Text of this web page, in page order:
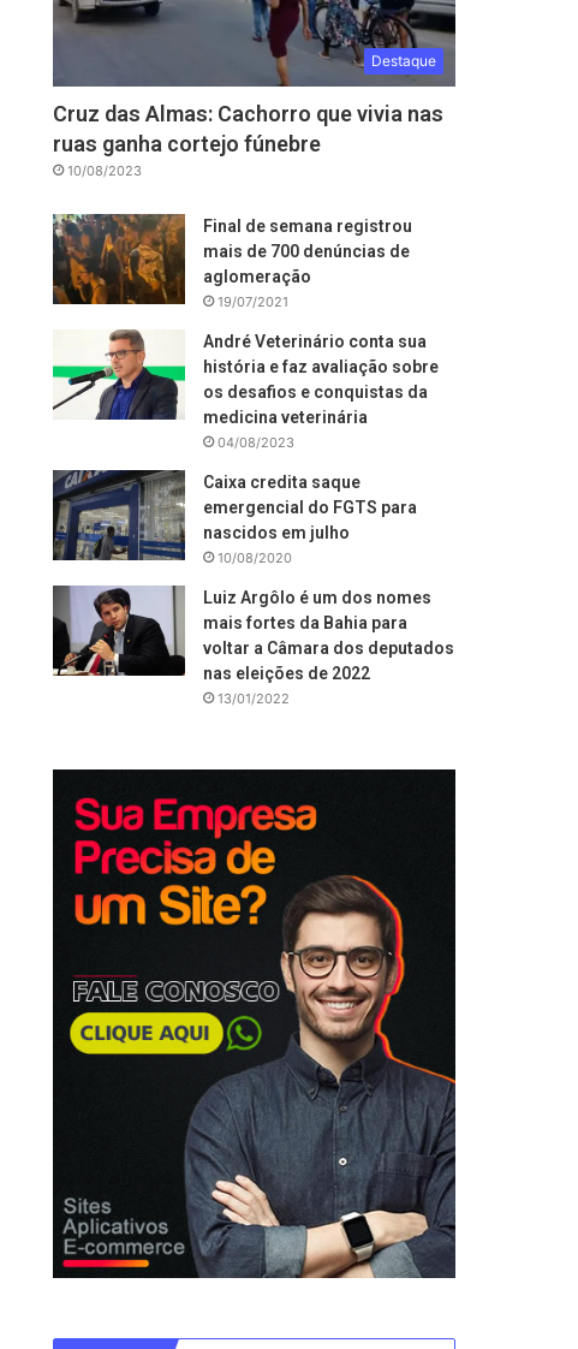
Destaque
Cruz das Almas: Cachorro que vivia nas
ruas ganha cortejo fúnebre
10/08/2023
Final de semana registrou
mais de 700 denúncias de
aglomeração
19/07/2021
André Veterinário conta sua
história e faz avaliação sobre
os desafios e conquistas da
medicina veterinária
04/08/2023
Caixa credita saque
emergencial do FGTS para
nascidos em julho
10/08/2020
Luiz Argôlo é um dos nomes
mais fortes da Bahia para
voltar a Câmara dos deputados
nas eleições de 2022
13/01/2022